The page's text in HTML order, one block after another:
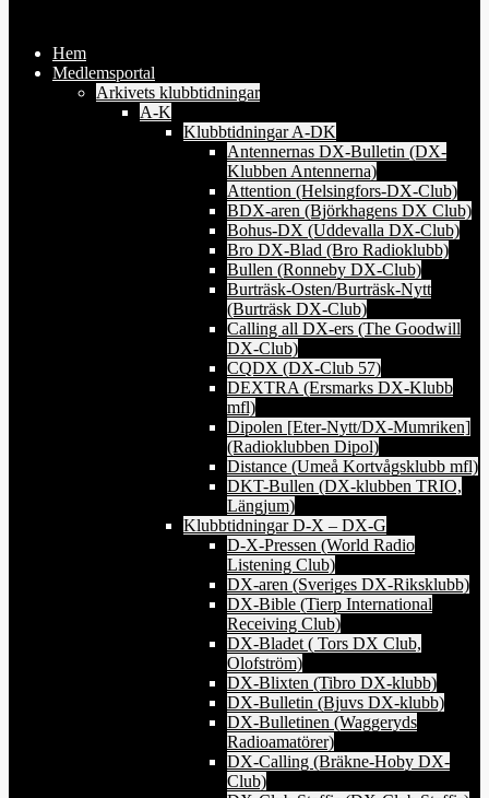
Hem
Medlemsportal
Arkivets klubbtidningar
A-K
Klubbtidningar A-DK
Antennernas DX-Bulletin (DX-
Klubben Antennerna)
Attention (Helsingfors-DX-Club)
BDX-aren (Björkhagens DX Club)
Bohus-DX (Uddevalla DX-Club)
Bro DX-Blad (Bro Radioklubb)
Bullen (Ronneby DX-Club)
Burträsk-Osten/Burträsk-Nytt
(Burträsk DX-Club)
Calling all DX-ers (The Goodwill
DX-Club)
CQDX (DX-Club 57)
DEXTRA (Ersmarks DX-Klubb
mfl)
Dipolen [Eter-Nytt/DX-Mumriken]
(Radioklubben Dipol)
Distance (Umeå Kortvågsklubb mfl)
DKT-Bullen (DX-klubben TRIO,
Längjum)
Klubbtidningar D-X – DX-G
D-X-Pressen (World Radio
Listening Club)
DX-aren (Sveriges DX-Riksklubb)
DX-Bible (Tierp International
Receiving Club)
DX-Bladet ( Tors DX Club,
Olofström)
DX-Blixten (Tibro DX-klubb)
DX-Bulletin (Bjuvs DX-klubb)
DX-Bulletinen (Waggeryds
Radioamatörer)
DX-Calling (Bräkne-Hoby DX-
Club)